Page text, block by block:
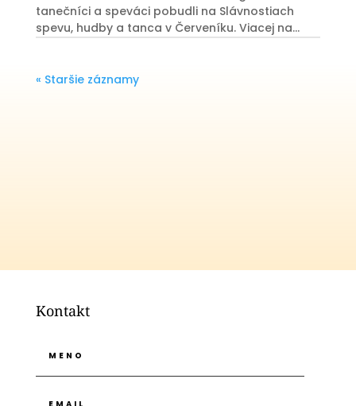
tanečníci a speváci pobudli na Slávnostiach
spevu, hudby a tanca v Červeníku. Viacej na...
« Staršie záznamy
Kontakt